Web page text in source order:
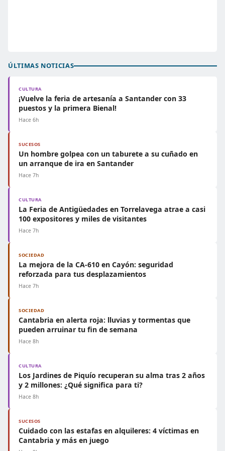
ÚLTIMAS NOTICIAS
CULTURA
¡Vuelve la feria de artesanía a Santander con 33
puestos y la primera Bienal!
Hace 6h
SUCESOS
Un hombre golpea con un taburete a su cuñado en
un arranque de ira en Santander
Hace 7h
CULTURA
La Feria de Antigüedades en Torrelavega atrae a casi
100 expositores y miles de visitantes
Hace 7h
SOCIEDAD
La mejora de la CA-610 en Cayón: seguridad
reforzada para tus desplazamientos
Hace 7h
SOCIEDAD
Cantabria en alerta roja: lluvias y tormentas que
pueden arruinar tu fin de semana
Hace 8h
CULTURA
Los Jardines de Piquío recuperan su alma tras 2 años
y 2 millones: ¿Qué significa para ti?
Hace 8h
SUCESOS
Cuidado con las estafas en alquileres: 4 víctimas en
Cantabria y más en juego